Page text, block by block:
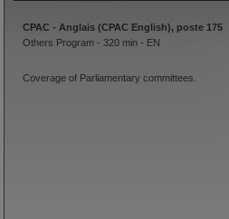
CPAC - Anglais (CPAC English), poste 175
Others Program - 320 min - EN
Coverage of Parliamentary committees.